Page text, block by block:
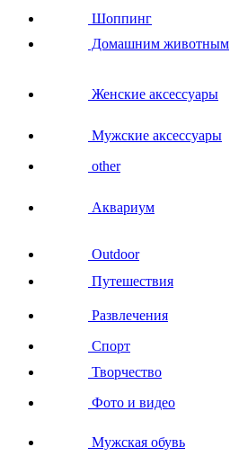
Шоппинг
Домашним животным
Женские аксессуары
Мужские аксессуары
other
Аквариум
Outdoor
Путешествия
Развлечения
Спорт
Творчество
Фото и видео
Мужская обувь